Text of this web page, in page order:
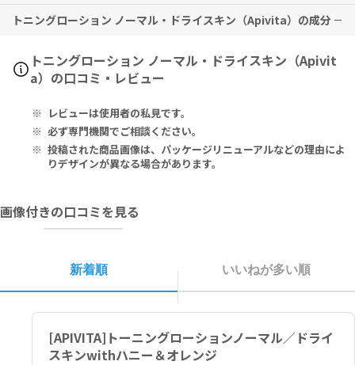
特に副作用は報告されておりませんが、異常を感じた際はただちに使
トニングローション ノーマル・ドライスキン（Apivita）の成分
Aqua (Water) **, PPG-26-Buteth-26, PEG-40 Hydrogenated
Castor Oil, Mel* (Honey*) Extract, Citrus Aurantium Dulcis (O
range) Peel Oil*, Pelargonium Graveolens Flower Oil*, Helia
xtract, Tocopheryl Acetate, Aqua (Water), Arginine, Olea Eu
ropaea (Olive) Fruit Extract, Citrus Aurantium Amara (Bitter
Orange) Flower Oil*, Phenoxyethanol, Lavandula Angustifoli
a (Lavender) Oil*, Panthenol, Caprylyl Glycol, Ethylhexylglyc
mond) Seed* Extract, Tocopherol, Parfum (Fragrance), Linal
ool, Hexyl Cinnamal, Limonene, Citronellol, Coumarin, Benzy
水**、ＰＰＧ－２６ブテス－２６、ＰＥＧ－４０水添ヒマシ油、ハチ
ミツ*エキス、オレンジ果皮油*、ニオイテンジクアオイ花油*、ヒマ
ワリ種子油、チャ葉*エキス、酢酸トコフェロール、水、アルギニ
ン、オリーブ果実エキス、ビターオレンジ花油*、フェノキシエタノー
ル、ラベンダー油*、パンテノール、カプリリルグリコール、エチル
トニングローション ノーマル・ドライスキン（Apivit
a）の口コミ・レビュー
レビューは使用者の私見です。
必ず専門機関でご相談ください。
投稿された商品画像は、パッケージリニューアルなどの理由によ
りデザインが異なる場合があります。
画像付きの口コミを見る
新着順 いいねが多い順
[APIVITA]トーニングローションノーマル／ドライ
スキンwithハニー＆オレンジ